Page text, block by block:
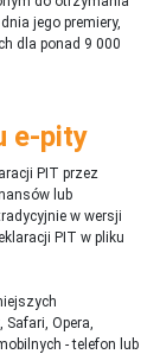
jego premiery,
dla ponad 9 000
e-pity
PIT przez
lub
w wersji
PIT w pliku
Opera,
- telefon lub